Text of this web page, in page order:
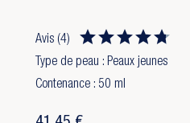
Avis (4)
Type de peau : Peaux jeunes
Contenance : 50 ml